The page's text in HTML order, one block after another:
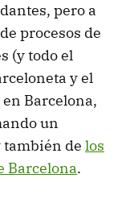
pero a
procesos de
(y todo el
y el
Barcelona,
un
también de los
Barcelona.